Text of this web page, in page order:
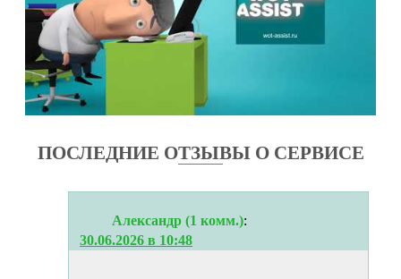
ПОСЛЕДНИЕ ОТЗЫВЫ О СЕРВИСЕ
Александр (1 комм.):
30.06.2026 в 10:48